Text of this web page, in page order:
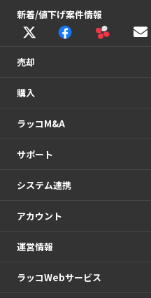
新着/値下げ案件情報
売却
購入
ラッコM&A
サポート
システム連携
アカウント
運営情報
ラッコWebサービス